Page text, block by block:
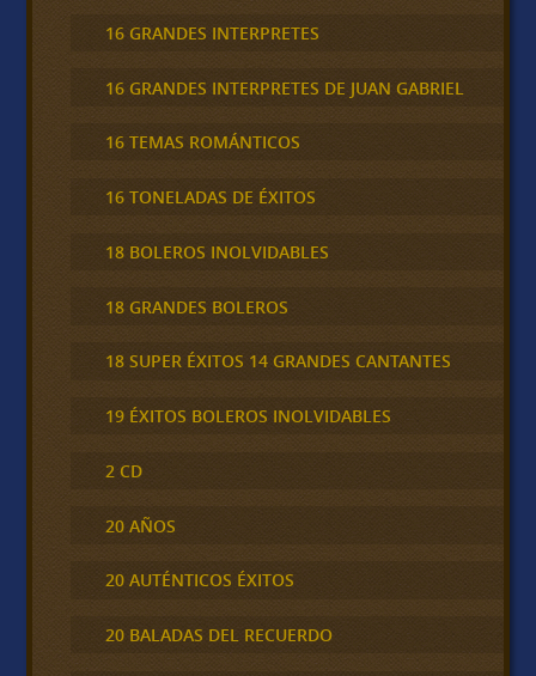
16 GRANDES INTERPRETES
16 GRANDES INTERPRETES DE JUAN GABRIEL
16 TEMAS ROMÁNTICOS
16 TONELADAS DE ÉXITOS
18 BOLEROS INOLVIDABLES
18 GRANDES BOLEROS
18 SUPER ÉXITOS 14 GRANDES CANTANTES
19 ÉXITOS BOLEROS INOLVIDABLES
2 CD
20 AÑOS
20 AUTÉNTICOS ÉXITOS
20 BALADAS DEL RECUERDO